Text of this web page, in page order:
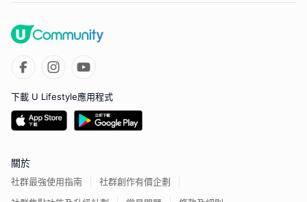
下載 U Lifestyle應用程式
關於
社群最強使用指南
社群創作有價企劃